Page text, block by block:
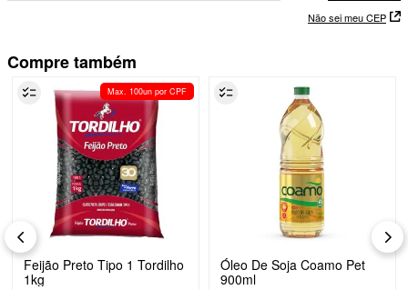
Não sei meu CEP
Compre também
Max. 100un por CPF
Feijão Preto Tipo 1 Tordilho
1kg
Óleo De Soja Coamo Pet
900ml